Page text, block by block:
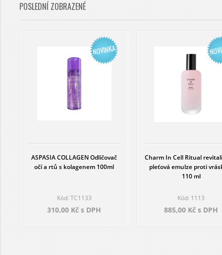
POSLEDNÍ ZOBRAZENÉ
ASPASIA COLLAGEN Odličovač
očí a rtů s kolagenem 100ml
Kód: TC1133
310,00 Kč s DPH
Charm In Cell Ritual
pleťová emulze proti
110 ml
Kód: 1113
885,00 Kč s DPH